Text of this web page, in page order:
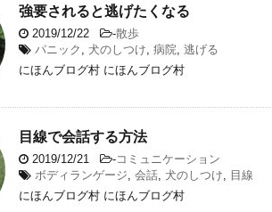
強要されると逃げたくなる
2019/12/22 -散歩
パニック
犬のしつけ 病院 逃げる
にほんブログ村 にほんブログ村
目線で会話する方法
2019/12/21 -コミュニケーション
ボディランゲージ 会話 犬のしつけ
目線
にほんブログ村 にほんブログ村